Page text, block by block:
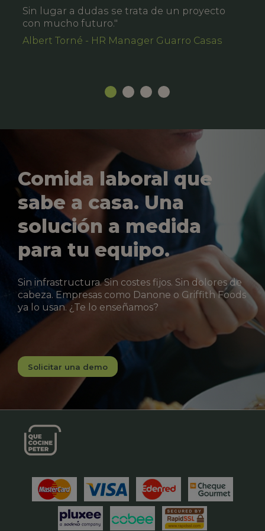
Sin lugar a dudas se trata de un proyecto
con mucho futuro."
Albert Torné - HR Manager Guarro Casas
Comida laboral que
sabe a casa. Una
solución a medida
para tu equipo.
Sin infrastructura. Sin costes fijos. Sin dolores de
cabeza. Empresas como Danone o Griffith Foods
ya lo usan. ¿Te lo enseñamos?
Solicitar una demo